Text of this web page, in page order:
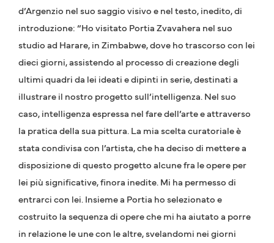
d’Argenzio nel suo saggio visivo e nel testo, inedito, di
introduzione: “Ho visitato Portia Zvavahera nel suo
studio ad Harare, in Zimbabwe, dove ho trascorso con lei
dieci giorni, assistendo al processo di creazione degli
ultimi quadri da lei ideati e dipinti in serie, destinati a
illustrare il nostro progetto sull’intelligenza. Nel suo
caso, intelligenza espressa nel fare dell’arte e attraverso
la pratica della sua pittura. La mia scelta curatoriale è
stata condivisa con l’artista, che ha deciso di mettere a
disposizione di questo progetto alcune fra le opere per
lei più significative, finora inedite. Mi ha permesso di
entrarci con lei. Insieme a Portia ho selezionato e
costruito la sequenza di opere che mi ha aiutato a porre
in relazione le une con le altre, svelandomi nei giorni